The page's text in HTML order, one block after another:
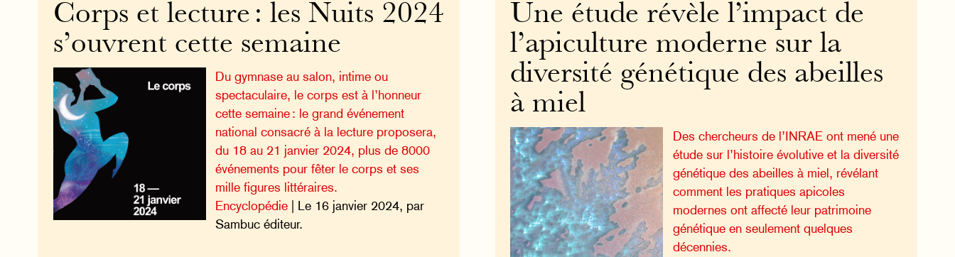
Une étude révèle l’impact de
l’apiculture moderne sur la
diversité génétique des abeilles
à miel
Des chercheurs de l’INRAE ont mené une
étude sur l’histoire évolutive et la diversité
génétique des abeilles à miel, révélant
comment les pratiques apicoles
modernes ont affecté leur patrimoine
génétique en seulement quelques
décennies.
Corps et lecture : les Nuits 2024
s’ouvrent cette semaine
Du gymnase au salon, intime ou
spectaculaire, le corps est à l’honneur
cette semaine : le grand événement
national consacré à la lecture proposera,
du 18 au 21 janvier 2024, plus de 8000
événements pour fêter le corps et ses
mille figures littéraires.
Encyclopédie | Le 16 janvier 2024, par
Sambuc éditeur.